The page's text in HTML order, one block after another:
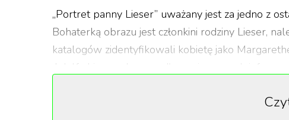
„Portret panny Lieser” uważany jest za jedno z
Bohaterką obrazu jest członkini rodziny Lieser,
katalogów zidentyfikowali kobietę jako
Adolfa Liesera, lecz według najnowszych
towarzystwa. Bracia Adolf i Justus Lieser byli